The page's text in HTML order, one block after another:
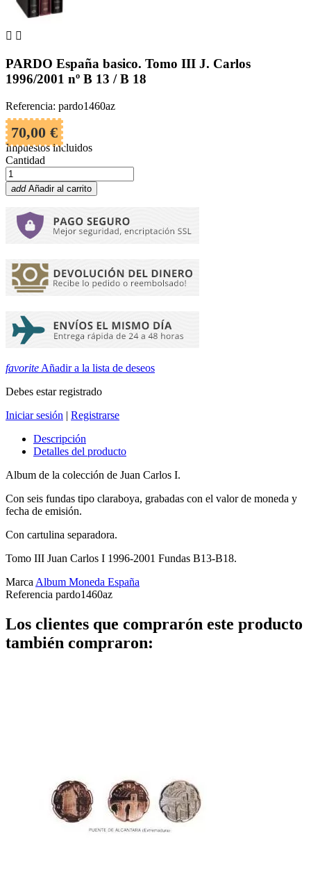
 
PARDO España basico. Tomo III J. Carlos
1996/2001 nº B 13 / B 18
Referencia: pardo1460az
70,00 €
Impuestos incluidos
Cantidad
add Añadir al carrito
favorite Añadir a la lista de deseos
Debes estar registrado
Iniciar sesión | Registrarse
Descripción
Detalles del producto
Album de la colección de Juan Carlos I.
Con seis fundas tipo claraboya, grabadas con el valor de moneda y
fecha de emisión.
Con cartulina separadora.
Tomo III Juan Carlos I 1996-2001 Fundas B13-B18.
Marca Album Moneda España
Referencia pardo1460az
Los clientes que comprarón este producto
también compraron: